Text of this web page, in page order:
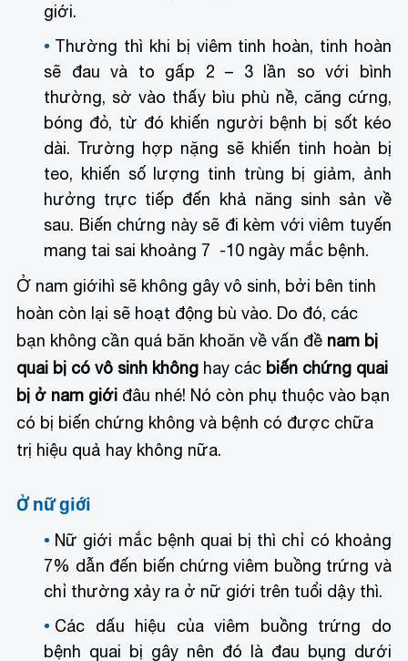
giới.
Thường thì khi bị viêm tinh hoàn, tinh hoàn
sẽ đau và to gấp 2 – 3 lần so với bình
thường, sờ vào thấy bìu phù nề, căng cứng,
bóng đỏ, từ đó khiến người bệnh bị sốt kéo
dài. Trường hợp nặng sẽ khiến tinh hoàn bị
teo, khiến số lượng tinh trùng bị giảm, ảnh
hưởng trực tiếp đến khả năng sinh sản về
sau. Biến chứng này sẽ đi kèm với viêm tuyến
mang tai sai khoảng 7 -10 ngày mắc bệnh.
Ở nam giớihì sẽ không gây vô sinh, bởi bên tinh
hoàn còn lại sẽ hoạt động bù vào. Do đó, các
bạn không cần quá băn khoăn về vấn đề nam bị
quai bị có vô sinh không hay các biến chứng quai
bị ở nam giới đâu nhé! Nó còn phụ thuộc vào bạn
có bị biến chứng không và bệnh có được chữa
trị hiệu quả hay không nữa.
Ở nữ giới
Nữ giới mắc bệnh quai bị thì chỉ có khoảng
7% dẫn đến biến chứng viêm buồng trứng và
chỉ thường xảy ra ở nữ giới trên tuổi dậy thì.
Các dấu hiệu của viêm buồng trứng do
bệnh quai bị gây nên đó là đau bụng dưới